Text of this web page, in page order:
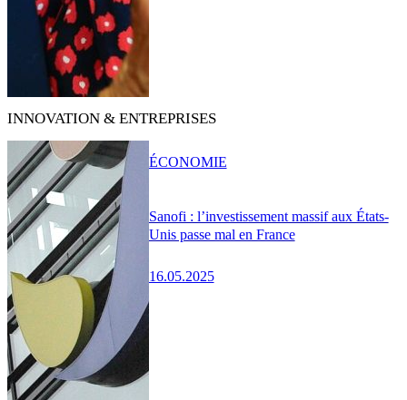
INNOVATION & ENTREPRISES
Sanofi : l’investissement massif aux États-
Unis passe mal en France
16.05.2025
ÉCONOMIE